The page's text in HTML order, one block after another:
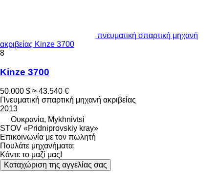
πνευματική σπαρτική μηχανή
ακριβείας Kinze 3700
8
Kinze 3700
50.000 $ ≈ 43.540 €
Πνευματική σπαρτική μηχανή ακριβείας
2013
Ουκρανία, Mykhnivtsi
STOV «Pridniprovskiy kray»
Επικοινωνία με τον πωλητή
Πουλάτε μηχανήματα;
Κάντε το μαζί μας!
Καταχώριση της αγγελίας σας